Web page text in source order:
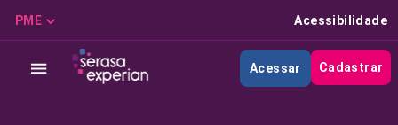
PME Acessibilidade
Acessar Cadastrar